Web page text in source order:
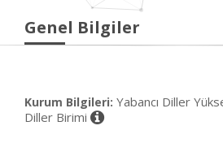
Genel Bilgiler
Kurum Bilgileri: Yabancı Diller
Diller Birimi